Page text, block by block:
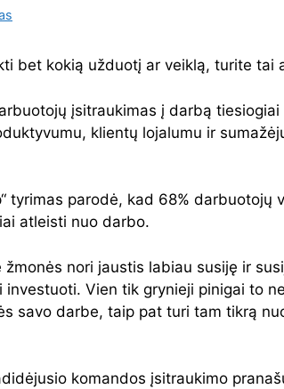
bet kokią užduotį ar veiklą, turite tai
įsitraukimas į darbą tiesiogiai
klientų lojalumu ir
tyrimas parodė, kad 68% darbuotojų
atleisti nuo darbo.
nori jaustis labiau susiję ir
Vien tik grynieji pinigai to
savo darbe, taip pat turi tam tikrą
komandos įsitraukimo